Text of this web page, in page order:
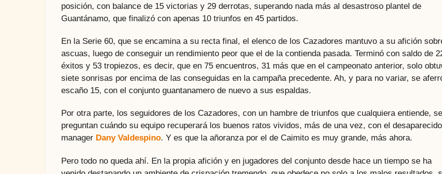
posición, con balance de 15 victorias y 29 derrotas, superando nada más al desastroso plantel de
Guantánamo, que finalizó con apenas 10 triunfos en 45 partidos.
En la Serie 60, que se encamina a su recta final, el elenco de los Cazadores mantuvo a su afición
ascuas, luego de conseguir un rendimiento peor que el de la contienda pasada. Terminó con saldo de
éxitos y 53 tropiezos, es decir, que en 75 encuentros, 31 más que en el campeonato anterior, solo
siete sonrisas por encima de las conseguidas en la campaña precedente. Ah, y para no variar, se
escaño 15, con el conjunto guantanamero de nuevo a sus espaldas.
Por otra parte, los seguidores de los Cazadores, con un hambre de triunfos que cualquiera entiende, se
preguntan cuándo su equipo recuperará los buenos ratos vividos, más de una vez, con el desaparecido
manager Dany Valdespino. Y es que la añoranza por el de Caimito es muy grande, más ahora.
Pero todo no queda ahí. En la propia afición y en jugadores del conjunto desde hace un tiempo se ha